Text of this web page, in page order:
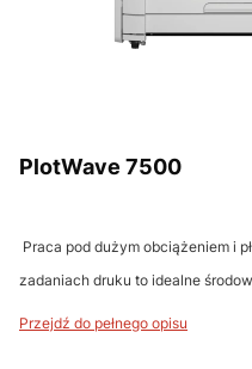
PlotWave 7500
Praca pod dużym obciążeniem i
zadaniach druku to idealne
Przejdź do pełnego opisu